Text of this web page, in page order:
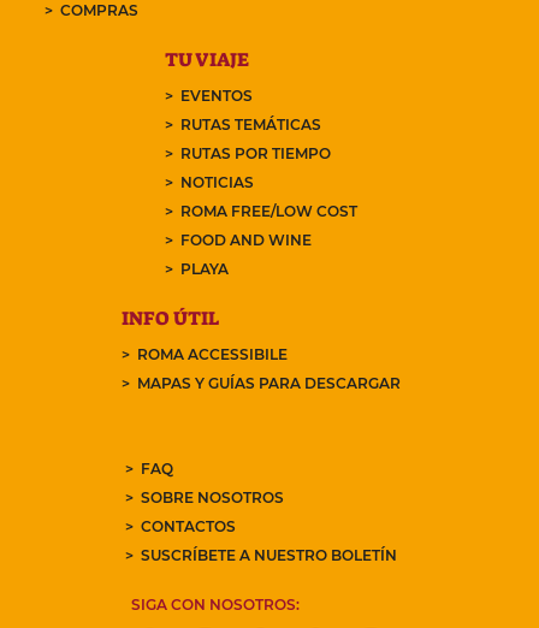
COMPRAS
TU VIAJE
EVENTOS
RUTAS TEMÁTICAS
RUTAS POR TIEMPO
NOTICIAS
ROMA FREE/LOW COST
FOOD AND WINE
PLAYA
INFO ÚTIL
ROMA ACCESSIBILE
MAPAS Y GUÍAS PARA DESCARGAR
FAQ
SOBRE NOSOTROS
CONTACTOS
SUSCRÍBETE A NUESTRO BOLETÍN
SIGA CON NOSOTROS: